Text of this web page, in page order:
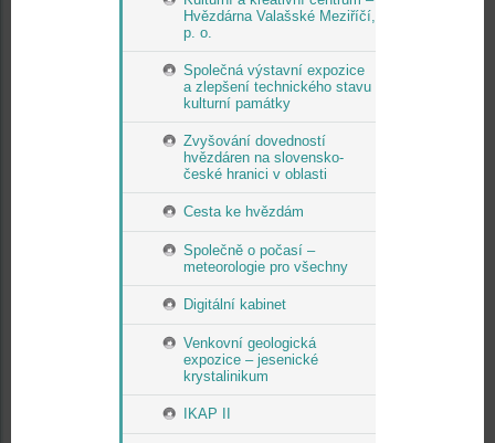
Hvězdárna Valašské Meziříčí,
p. o.
Společná výstavní expozice
a zlepšení technického stavu
kulturní památky
Zvyšování dovedností
hvězdáren na slovensko-
české hranici v oblasti
Cesta ke hvězdám
Společně o počasí –
meteorologie pro všechny
Digitální kabinet
Venkovní geologická
expozice – jesenické
krystalinikum
IKAP II